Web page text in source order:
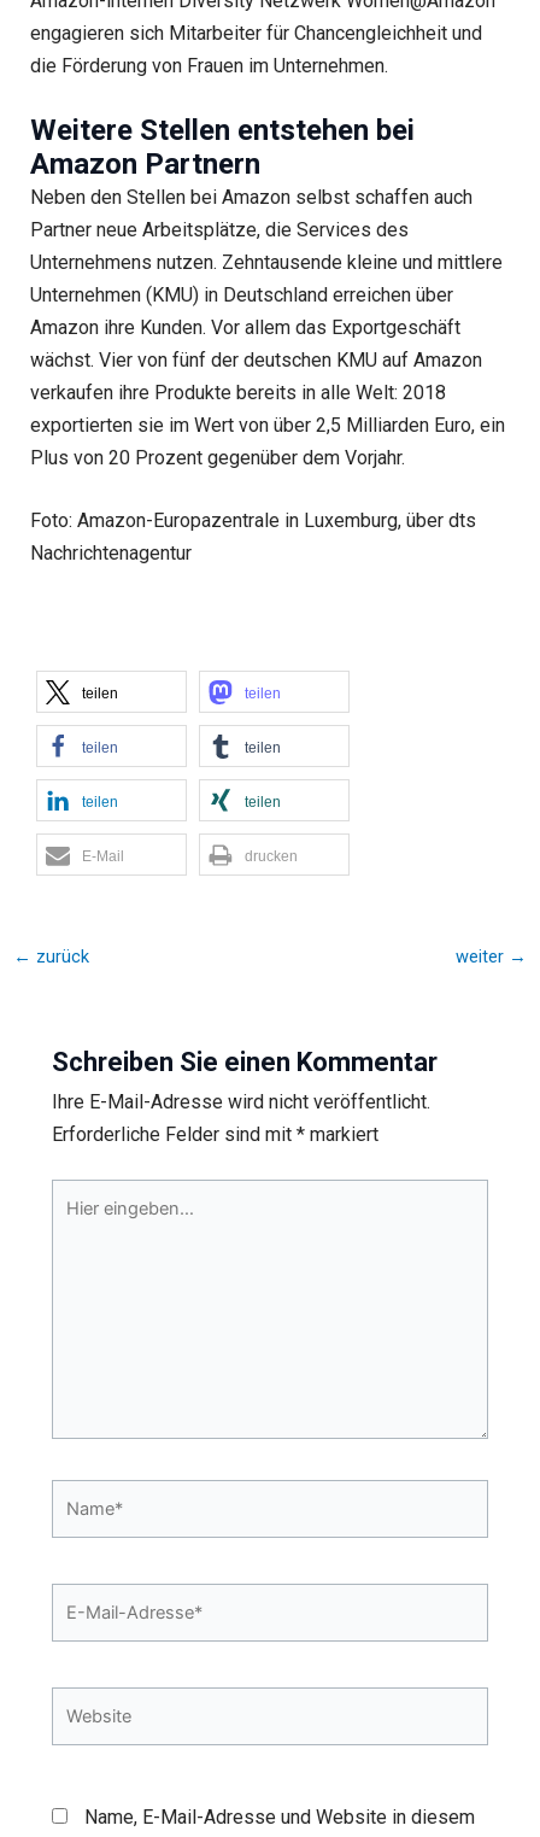
engagieren sich Mitarbeiter für Chancengleichheit und
die Förderung von Frauen im Unternehmen.
Weitere Stellen entstehen bei
Amazon Partnern
Neben den Stellen bei Amazon selbst schaffen auch
Partner neue Arbeitsplätze, die Services des
Unternehmens nutzen. Zehntausende kleine und mittlere
Unternehmen (KMU) in Deutschland erreichen über
Amazon ihre Kunden. Vor allem das Exportgeschäft
wächst. Vier von fünf der deutschen KMU auf Amazon
verkaufen ihre Produkte bereits in alle Welt: 2018
exportierten sie im Wert von über 2,5 Milliarden Euro, ein
Plus von 20 Prozent gegenüber dem Vorjahr.
Foto: Amazon-Europazentrale in Luxemburg, über dts
Nachrichtenagentur
teilen teilen
teilen teilen
teilen teilen
E-Mail drucken
← zurück weiter →
Schreiben Sie einen Kommentar
Ihre E-Mail-Adresse wird nicht veröffentlicht.
Erforderliche Felder sind mit *markiert
Name, E-Mail-Adresse und Website in diesem